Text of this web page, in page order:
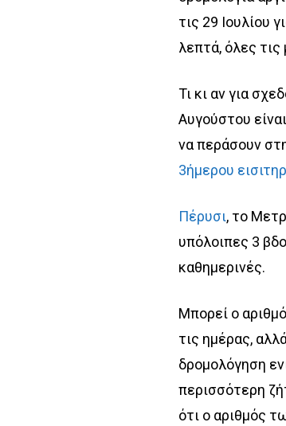
τις 29 Ιουλίου
λεπτά, όλες
Τι κι αν για
Αυγούστου
να περάσουν
3ήμερου
Πέρυσι, το
υπόλοιπες 3
καθημερινές.
Μπορεί ο
τις ημέρας,
δρομολόγηση
περισσότερη
ότι ο αριθμός